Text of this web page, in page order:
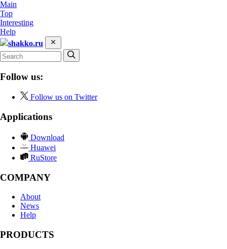
Main
Top
Interesting
Help
shakko.ru
Follow us:
Follow us on Twitter
Applications
Download
Huawei
RuStore
COMPANY
About
News
Help
PRODUCTS